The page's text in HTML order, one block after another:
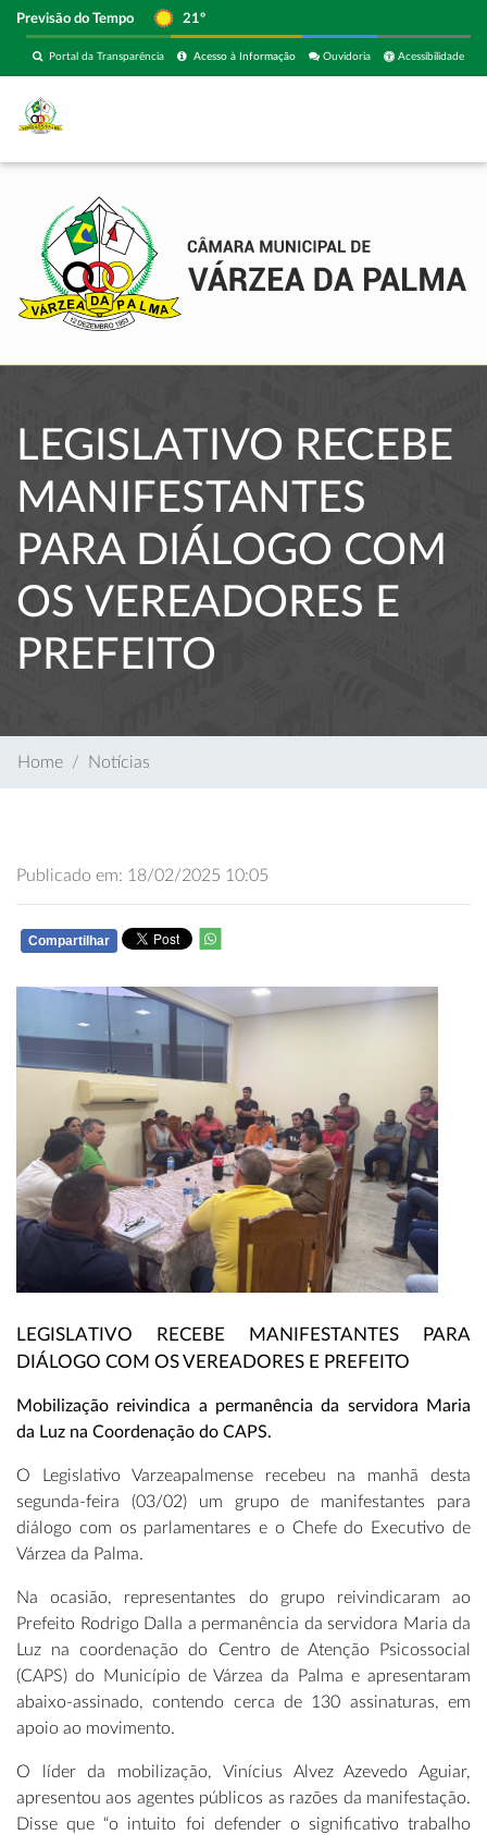
Previsão do Tempo 21º
Acessibilidade
Ouvidoria
Acesso à Informação
Portal da Transparência
LEGISLATIVO RECEBE
MANIFESTANTES
PARA DIÁLOGO COM
OS VEREADORES E
PREFEITO
Home Notícias
Publicado em: 18/02/2025 10:05
Compartilhar
LEGISLATIVO RECEBE MANIFESTANTES PARA
DIÁLOGO COM OS VEREADORES E PREFEITO
Mobilização reivindica a permanência da servidora Maria
da Luz na Coordenação do CAPS.
O Legislativo Varzeapalmense recebeu na manhã desta
segunda-feira (03/02) um grupo de manifestantes para
diálogo com os parlamentares e o Chefe do Executivo de
Várzea da Palma.
Na ocasião, representantes do grupo reivindicaram ao
Prefeito Rodrigo Dalla a permanência da servidora Maria da
Luz na coordenação do Centro de Atenção Psicossocial
(CAPS) do Município de Várzea da Palma e apresentaram
abaixo-assinado, contendo cerca de 130 assinaturas, em
apoio ao movimento.
O líder da mobilização, Vinícius Alvez Azevedo Aguiar,
apresentou aos agentes públicos as razões da manifestação.
Disse que “o intuito foi defender o significativo trabalho